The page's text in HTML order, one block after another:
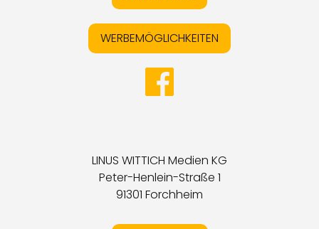
WERBEMÖGLICHKEITEN
LINUS WITTICH Medien KG
Peter-Henlein-Straße 1
91301 Forchheim